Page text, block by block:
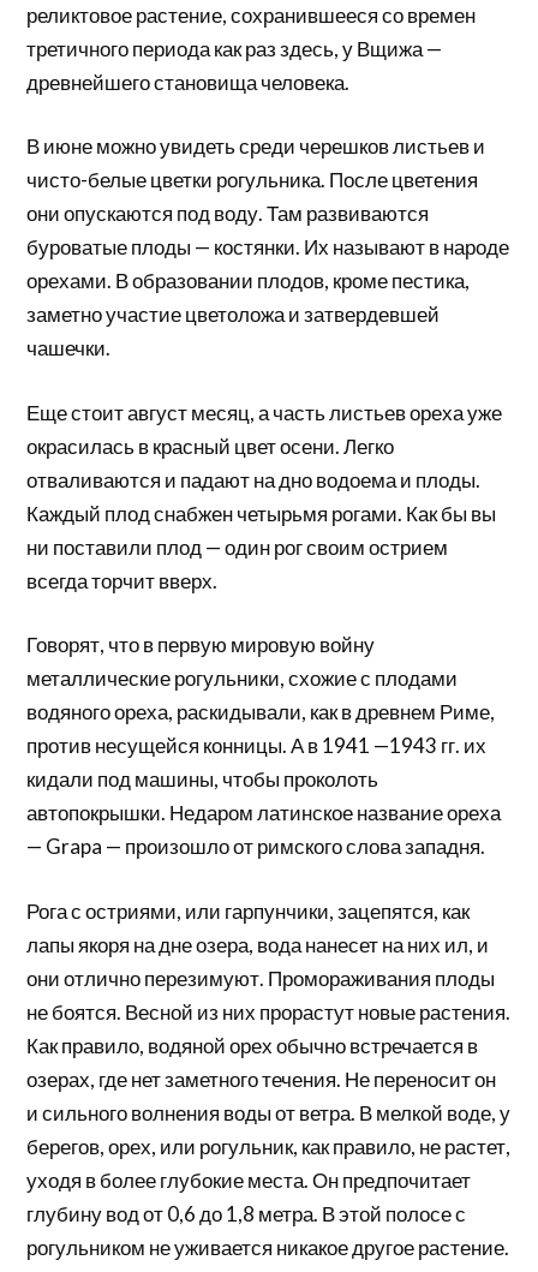
реликтовое растение, сохранившееся со времен
третичного периода как раз здесь, у Вщижа —
древнейшего становища человека.
В июне можно увидеть среди черешков листьев и
чисто-белые цветки рогульника. После цветения
они опускаются под воду. Там развиваются
буроватые плоды — костянки. Их называют в народе
орехами. В образовании плодов, кроме пестика,
заметно участие цветоложа и затвердевшей
чашечки.
Еще стоит август месяц, а часть листьев ореха уже
окрасилась в красный цвет осени. Легко
отваливаются и падают на дно водоема и плоды.
Каждый плод снабжен четырьмя рогами. Как бы вы
ни поставили плод — один рог своим острием
всегда торчит вверх.
Говорят, что в первую мировую войну
металлические рогульники, схожие с плодами
водяного ореха, раскидывали, как в древнем Риме,
против несущейся конницы. А в 1941 —1943 гг. их
кидали под машины, чтобы проколоть
автопокрышки. Недаром латинское название ореха
— Grapa — произошло от римского слова западня.
Рога с остриями, или гарпунчики, зацепятся, как
лапы якоря на дне озера, вода нанесет на них ил, и
они отлично перезимуют. Промораживания плоды
не боятся. Весной из них прорастут новые растения.
Как правило, водяной орех обычно встречается в
озерах, где нет заметного течения. Не переносит он
и сильного волнения воды от ветра. В мелкой воде, у
берегов, орех, или рогульник, как правило, не растет,
уходя в более глубокие места. Он предпочитает
глубину вод от 0,6 до 1,8 метра. В этой полосе с
рогульником не уживается никакое другое растение.